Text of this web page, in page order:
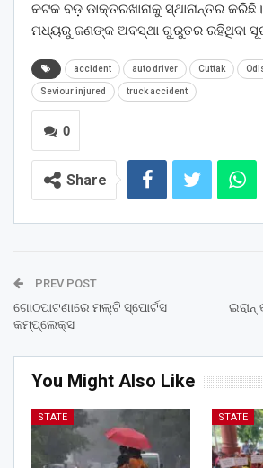
କଟକ ବଡ଼ ଡାକ୍ତରଖାନାକୁ ସ୍ଥାନାନ୍ତର
ମଧ୍ୟରୁ ଜଣଙ୍କ ଅବସ୍ଥା ଗୁରୁତର ରହିଥିବା
accident auto driver Cuttak
Seviour injured truck accident
0
Share
PREV POST
ଗୋଠପାଟଣାରେ ମଲ୍ଟି ସ୍ପୋର୍ଟସ
କମ୍ପ୍ଲେକ୍ସ
ଇରାନ୍‌
You Might Also Like
STATE STATE